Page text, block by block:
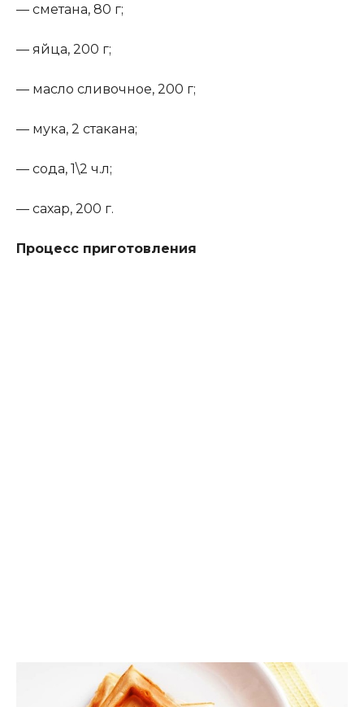
— сметана, 80 г;
— яйца, 200 г;
— масло сливочное, 200 г;
— мука, 2 стакана;
— сода, 1\2 ч.л;
— сахар, 200 г.
Процесс приготовления